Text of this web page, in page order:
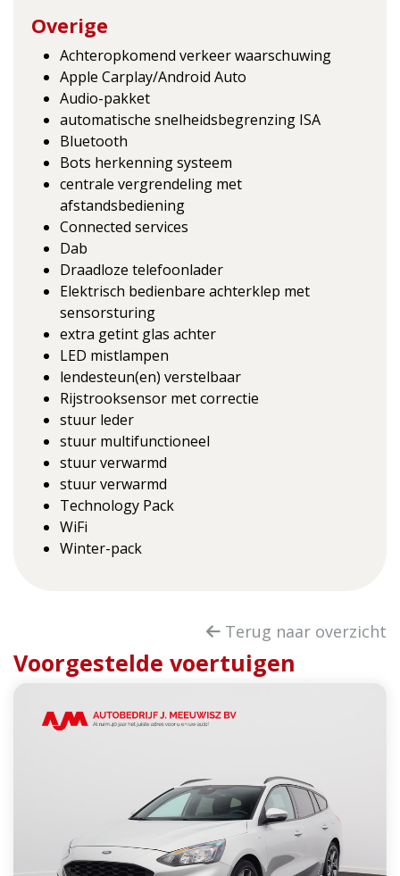
Overige
Achteropkomend verkeer waarschuwing
Apple Carplay/Android Auto
Audio-pakket
automatische snelheidsbegrenzing ISA
Bluetooth
Bots herkenning systeem
centrale vergrendeling met
afstandsbediening
Connected services
Dab
Draadloze telefoonlader
Elektrisch bedienbare achterklep met
sensorsturing
extra getint glas achter
LED mistlampen
lendesteun(en) verstelbaar
Rijstrooksensor met correctie
stuur leder
stuur multifunctioneel
stuur verwarmd
stuur verwarmd
Technology Pack
WiFi
Winter-pack
Terug naar overzicht
Voorgestelde voertuigen